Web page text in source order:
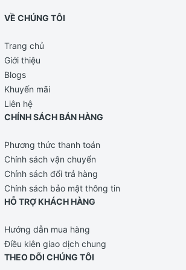
VỀ CHÚNG TÔI
Trang chủ
Giới thiệu
Blogs
Khuyến mãi
Liên hệ
CHÍNH SÁCH BÁN HÀNG
Phương thức thanh toán
Chính sách vận chuyển
Chính sách đổi trả hàng
Chính sách bảo mật thông tin
HỖ TRỢ KHÁCH HÀNG
Hướng dẫn mua hàng
Điều kiên giao dịch chung
THEO DÕI CHÚNG TÔI